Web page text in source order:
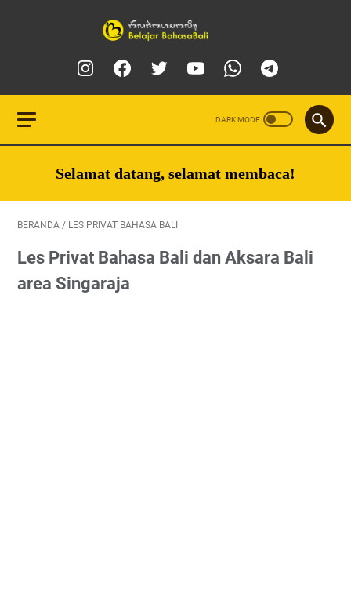
Selamat datang, selamat membaca!
BERANDA / LES PRIVAT BAHASA BALI
Les Privat Bahasa Bali dan Aksara Bali
area Singaraja